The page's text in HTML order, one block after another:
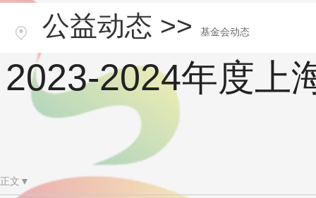
公益动态 >> 基金会动态
2023-2024年度上
正文▼